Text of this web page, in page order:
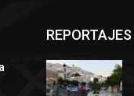
REPORTAJES